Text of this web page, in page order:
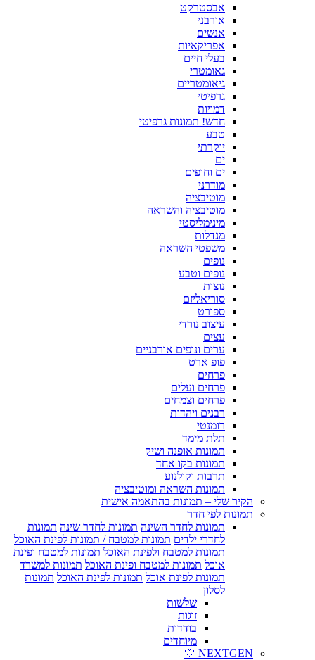
אבסטרקט
אורבני
אנשים
אפריקאיות
בעלי חיים
גאומטרי
גיאומטריים
גרפיטי
דמויות
חדש! תמונות גרפיטי
טבע
יוקרתי
ים
ים וחופים
מודרני
מוטיבציה
מוטיבציה והשראה
מינימליסטי
מנדלות
משפטי השראה
נופים
נופים וטבע
נוצות
סוריאליזם
ספורט
עיצוב נורדי
עצים
ערים ונופים אורבניים
פופ ארט
פרחים
פרחים ועלים
פרחים וצמחים
רבנים ויהדות
רומנטי
תלת מימד
תמונות אופנה ושיק
תמונות בקו אחד
תרבות וקולנוע
תמונות השראה ומוטיבציה
הקיר שלי – תמונות בהתאמה אישית
תמונות לפי חדר
תמונות לחדר השינה תמונות לחדר שינה תמונות
לחדרי ילדים תמונות למטבח / תמונות לפינת האוכל
תמונות למטבח ולפינת האוכל תמונות למטבח ופינת
אוכל תמונות למטבח ופינת האוכל תמונות למשרד
תמונות לפינת אוכל תמונות לפינת האוכל תמונות
לסלון
שלשות
זוגות
בודדות
מיוחדים
NEXTGEN 🤍